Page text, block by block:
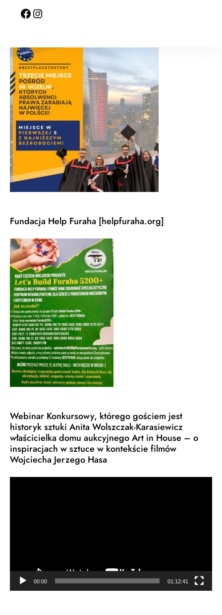
Fundacja Help Furaha [helpfuraha.org]
Webinar Konkursowy, którego gościem jest
historyk sztuki Anita Wolszczak-Karasiewicz
właścicielka domu aukcyjnego Art in House – o
inspiracjach w sztuce w kontekście filmów
Wojciecha Jerzego Hasa
00:00 01:12:41